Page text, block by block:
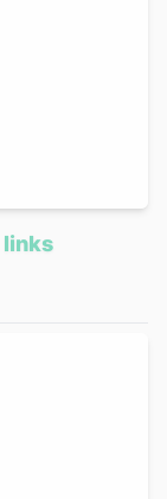
links